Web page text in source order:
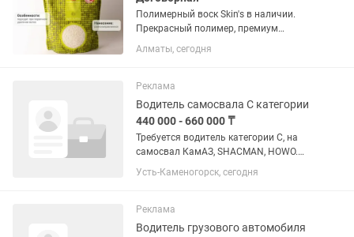
Полимерный воск Skin's в наличии.
Прекрасный полимер, премиум
качества, для депиляции. Великолепно
растягивается на обширные участки
нанесения!
Алматы, сегодня
Реклама
Водитель самосвала С категории
440 000 - 660 000 ₸
Требуется водитель категории С, на
самосвал КамАЗ, SHACMAN, HOWO.
Работа в городе стабильная, зарплата
ежемесячно. Техника свежая, в
звоните по указанному телефону .
Усть-Каменогорск, сегодня
Реклама
Водитель грузового автомобиля